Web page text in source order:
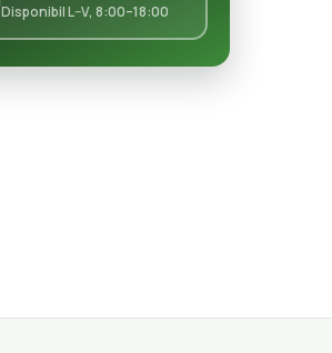
Disponibil L–V, 8:00–18:00